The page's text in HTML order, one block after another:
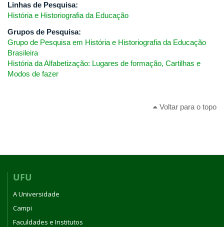
Linhas de Pesquisa:
História e Historiografia da Educação
Grupos de Pesquisa:
Grupo de Pesquisa em História e Historiografia da Educação
Brasileira
História da Alfabetização: Lugares de formação, Cartilhas e
Modos de fazer
Voltar para o topo
UFU
A Universidade
Campi
Faculdades e Institutos